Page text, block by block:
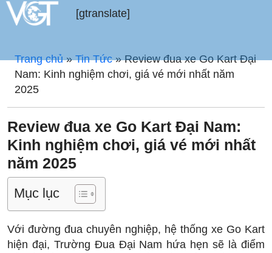
[gtranslate]
Trang chủ»Tin Tức»Review đua xe Go Kart Đại
Nam: Kinh nghiệm chơi, giá vé mới nhất năm
2025
Review đua xe Go Kart Đại Nam:
Kinh nghiệm chơi, giá vé mới nhất
năm 2025
Mục lục
Với đường đua chuyên nghiệp, hệ thống xe Go Kart
hiện đại, Trường Đua Đại Nam hứa hẹn sẽ là điểm